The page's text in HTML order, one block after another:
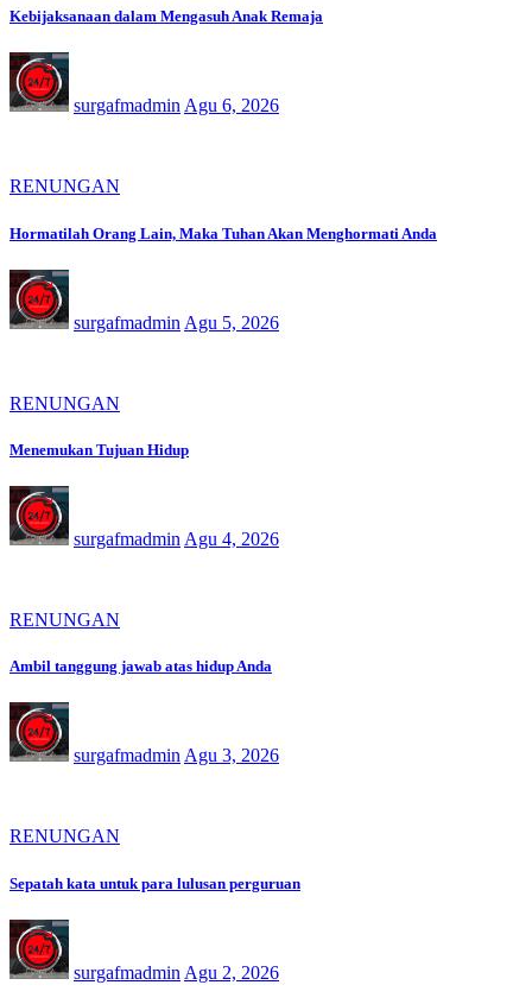
Kebijaksanaan dalam Mengasuh Anak Remaja
surgafmadmin Agu 6, 2026
RENUNGAN
Hormatilah Orang Lain, Maka Tuhan Akan Menghormati Anda
surgafmadmin Agu 5, 2026
RENUNGAN
Menemukan Tujuan Hidup
surgafmadmin Agu 4, 2026
RENUNGAN
Ambil tanggung jawab atas hidup Anda
surgafmadmin Agu 3, 2026
RENUNGAN
Sepatah kata untuk para lulusan perguruan
surgafmadmin Agu 2, 2026